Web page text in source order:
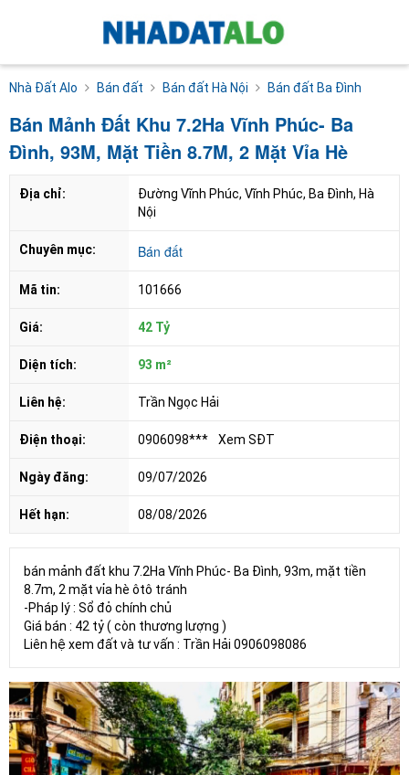
Nhà Đất Alo Bán đất Bán đất Hà Nội Bán đất Ba Đình
Bán Mảnh Đất Khu 7.2Ha Vĩnh Phúc- Ba
Đình, 93M, Mặt Tiền 8.7M, 2 Mặt Vỉa Hè
Địa chỉ:
Đường Vĩnh Phúc, Vĩnh Phúc, Ba Đình, Hà
Nội
Chuyên mục: Bán đất
Mã tin: 101666
Giá: 42 Tỷ
Diện tích: 93 m²
Liên hệ: Trần Ngọc Hải
Điện thoại: 0906098*** Xem SĐT
Ngày đăng: 09/07/2026
Hết hạn: 08/08/2026
bán mảnh đất khu 7.2Ha Vĩnh Phúc- Ba Đình, 93m, mặt tiền
8.7m, 2 mặt vỉa hè ôtô tránh
-Pháp lý : Sổ đỏ chính chủ
Giá bán : 42 tỷ ( còn thương lượng )
Liên hệ xem đất và tư vấn : Trần Hải 0906098086